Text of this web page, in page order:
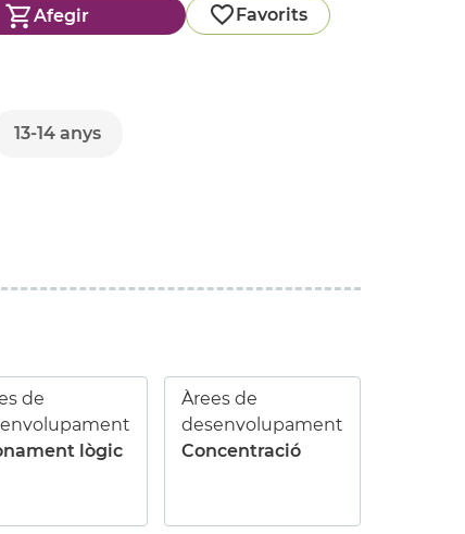
Afegir Favorits
13-14 anys
de
lògic
Àrees de
desenvolupament
Concentració